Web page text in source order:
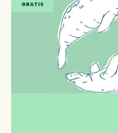
GRATIS